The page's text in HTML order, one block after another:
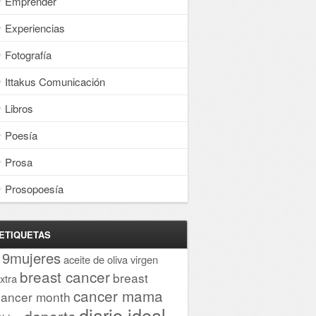
Experiencias
Fotografía
Ittakus Comunicación
Libros
Poesía
Prosa
Prosopoesía
aceite de oliva virgen
breast cancer breast
month cancer mama